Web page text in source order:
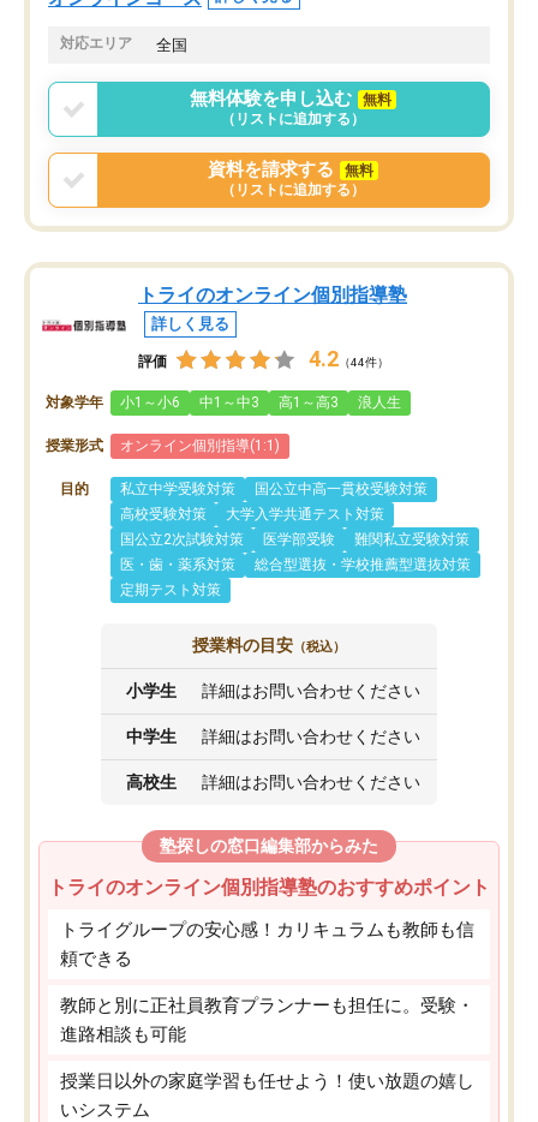
対応エリア 全国
無料体験を申し込む
無料
（リストに追加する）
資料を請求する
無料
（リストに追加する）
トライのオンライン個別指導塾
詳しく見る
評価 4.2 （44件）
対象学年 小1～小6 中1～中3 高1～高3 浪人生
授業形式 オンライン個別指導(1:1)
目的 私立中学受験対策
国公立中高一貫校受験対策
高校受験対策
大学入学共通テスト対策
国公立2次試験対策
医学部受験
難関私立受験対策
医・歯・薬系対策
総合型選抜・学校推薦型選抜対策
定期テスト対策
授業料の目安 （税込）
小学生 詳細はお問い合わせください
中学生 詳細はお問い合わせください
高校生 詳細はお問い合わせください
塾探しの窓口編集部からみた
トライのオンライン個別指導塾のおすすめポイント
トライグループの安心感！カリキュラムも教師も信
頼できる
教師と別に正社員教育プランナーも担任に。受験・
進路相談も可能
授業日以外の家庭学習も任せよう！使い放題の嬉し
いシステム